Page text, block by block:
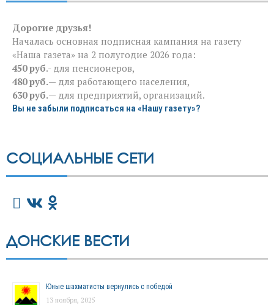
Дорогие друзья!
Началась основная подписная кампания на газету
«Наша газета» на 2 полугодие 2026 года:
450 руб.- для пенсионеров,
480 руб.— для работающего населения,
630 руб.— для предприятий, организаций.
Вы не забыли подписаться на «Нашу газету»?
СОЦИАЛЬНЫЕ СЕТИ
ДОНСКИЕ ВЕСТИ
Юные шахматисты вернулись с победой
13 ноября, 2025